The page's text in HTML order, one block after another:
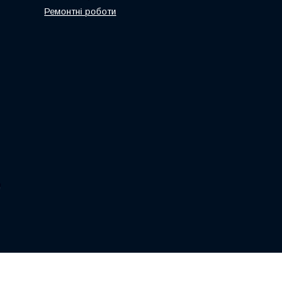
Ремонтні роботи